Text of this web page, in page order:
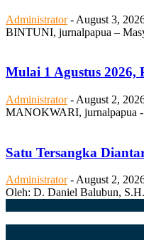
Administrator - August 3,
BINTUNI, jurnalpapua –
Mulai 1 Agustus
Administrator - August 2,
MANOKWARI, jurnalpapua -
Satu Tersangka
Administrator -August 2,
Oleh: D. Daniel Balubun,